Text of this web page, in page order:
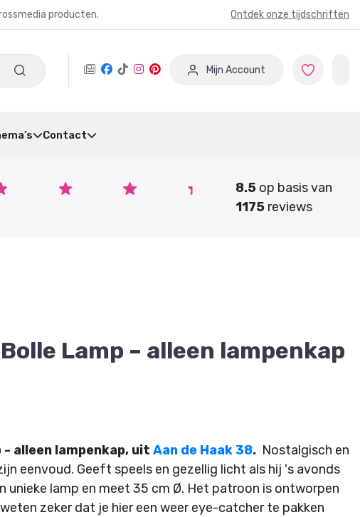
producten. Ontdek onze tijdschriften
Mijn Account
Contact
8.5op basis van
1175reviews
Lamp – alleen lampenkap
alleen lampenkap, uit Aan de Haak 38. Nostalgisch en
eenvoud. Geeft speels en gezellig licht als hij 's avonds
unieke lamp en meet 35 cm Ø. Het patroon is ontworpen
zeker dat je hier een weer eye-catcher te pakken